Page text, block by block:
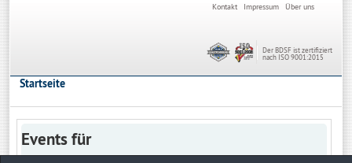
Über uns
Impressum
Kontakt
Der BDSF ist zertifiziert
nach ISO 9001:2015
Startseite
Events für